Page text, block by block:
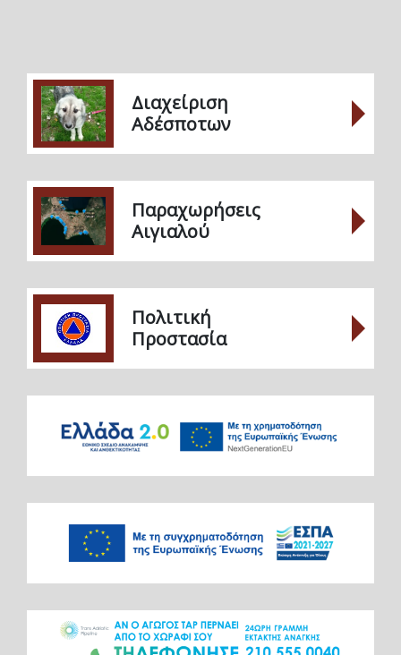
Διαχείριση
Αδέσποτων
Παραχωρήσεις
Αιγιαλού
Πολιτική
Προστασία